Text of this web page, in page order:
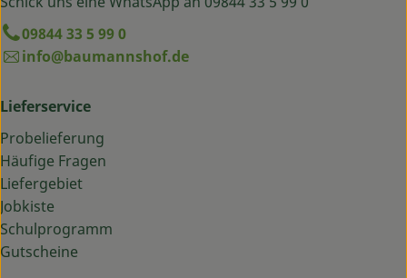
09844 33 5 99 0
info@baumannshof.de
Lieferservice
Probelieferung
Häufige Fragen
Liefergebiet
Jobkiste
Schulprogramm
Gutscheine